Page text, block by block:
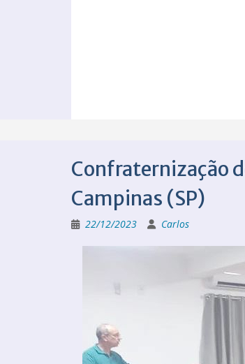
Confraternização
Campinas (SP)
22/12/2023 Carlos